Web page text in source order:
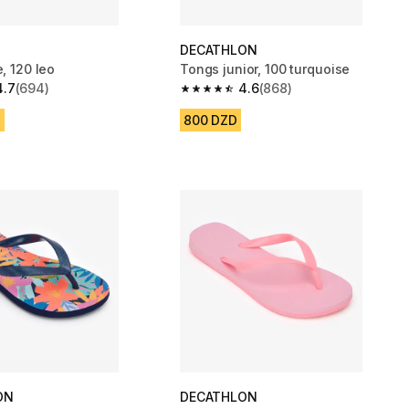
120 leo
stars from 694 reviews
(694)
DECATHLON
Tongs junior, 100 turquoise
4.6
4.6 out of 5 stars from 868 reviews
(868)
800 DZD
DECATHLON